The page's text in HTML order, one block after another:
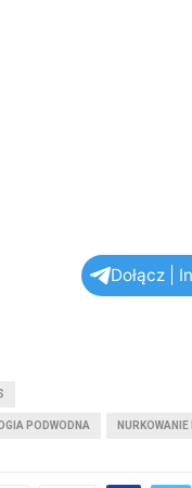
Dołącz |
PODWODNA